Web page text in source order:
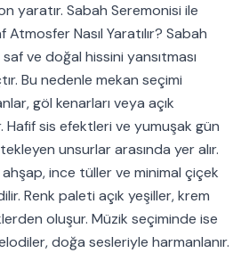
yaratır. Sabah Seremonisi ile
Nasıl Yaratılır? Sabah
ve doğal hissini yansıtması
Bu nedenle mekan seçimi
göl kenarları veya açık
Hafif sis efektleri ve yumuşak gün
unsurlar arasında yer alır.
ince tüller ve minimal çiçek
Renk paleti açık yeşiller, krem
oluşur. Müzik seçiminde ise
doğa sesleriyle harmanlanır.